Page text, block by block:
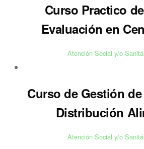
Curso Practico
Evaluación en
Atención Social y/o
Curso de Gestión
Distribución
Atención Social y/o